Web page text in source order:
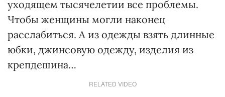
уходящем тысячелетии все проблемы.
Чтобы женщины могли наконец
расслабиться. А из одежды взять длинные
юбки, джинсовую одежду, изделия из
крепдешина…
RELATED VIDEO